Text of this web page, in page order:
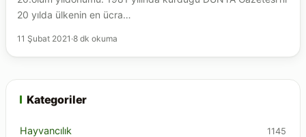
Kategoriler
Hayvancılık 1145
20 yılda ülkenin en ücra…
11 Şubat 2021 ·8 dk okuma